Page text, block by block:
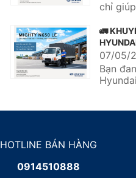
chỉ
🚛
NĂM
07/05/
Bạn
HOTLINE BÁN HÀNG
0914510888